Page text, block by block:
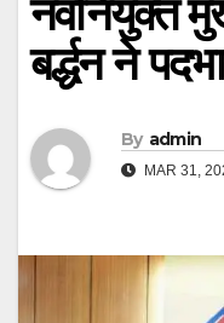
नवनियुक्त
बर्द्धन ने
By admin
MAR 31,